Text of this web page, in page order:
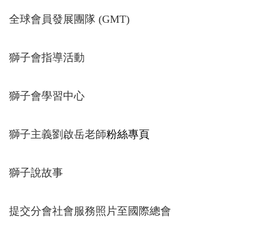
全球會員發展團隊 (GMT)
獅子會指導活動
獅子會學習中心
獅子主義劉啟岳老師粉絲專頁
獅子說故事
提交分會社會服務照片至國際總會